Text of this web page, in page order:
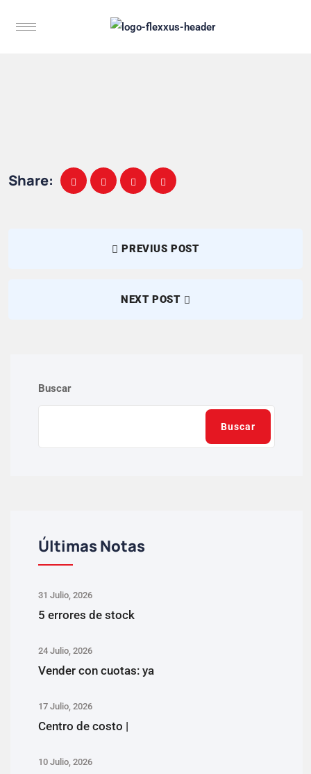
Share:
PREVIUS POST
NEXT POST
Buscar
Buscar
Últimas Notas
31 Julio, 2026
5 errores de stock
24 Julio, 2026
Vender con cuotas: ya
17 Julio, 2026
Centro de costo |
10 Julio, 2026